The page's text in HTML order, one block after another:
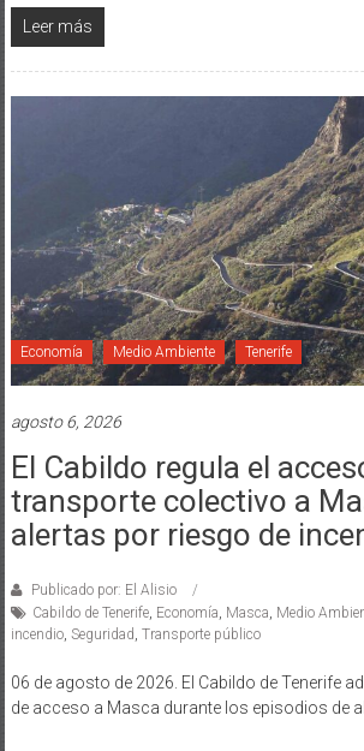
Leer más
Economía Medio Ambiente Tenerife
agosto 6, 2026
El Cabildo regula el
transporte colectivo a
alertas por riesgo de
Publicado por: El Alisio
Cabildo de Tenerife, Economía Masca Medio
incendio, Seguridad Transporte público
06 de agosto de 2026. El Cabildo de Tenerife
de acceso a Masca durante los episodios de